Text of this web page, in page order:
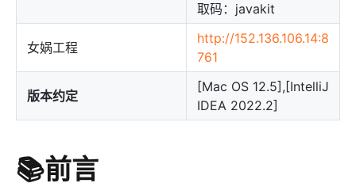
取码：javakit
女娲工程
http://152.136.106.14:8
761
版本约定
[Mac OS 12.5],[IntelliJ
IDEA 2022.2]
📚前言